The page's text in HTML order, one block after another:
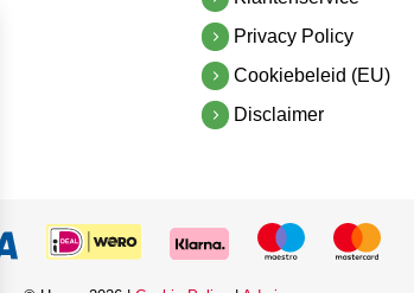
Privacy Policy
Cookiebeleid (EU)
Disclaimer